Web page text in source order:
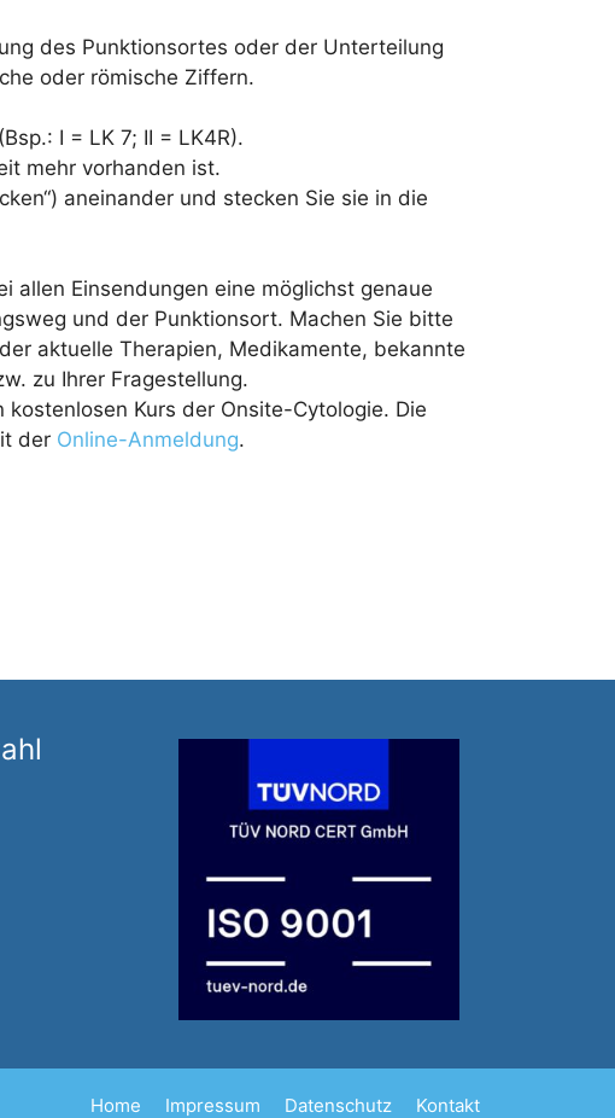
des Punktionsortes oder der Unterteilung
oder römische Ziffern.
I = LK 7; II = LK4R).
mehr vorhanden ist.
aneinander und stecken Sie sie in die
allen Einsendungen eine möglichst genaue
und der Punktionsort. Machen Sie bitte
aktuelle Therapien, Medikamente, bekannte
zu Ihrer Fragestellung.
Kurs der Onsite-Cytologie. Die
der Online-Anmeldung.
Home Impressum Datenschutz Kontakt